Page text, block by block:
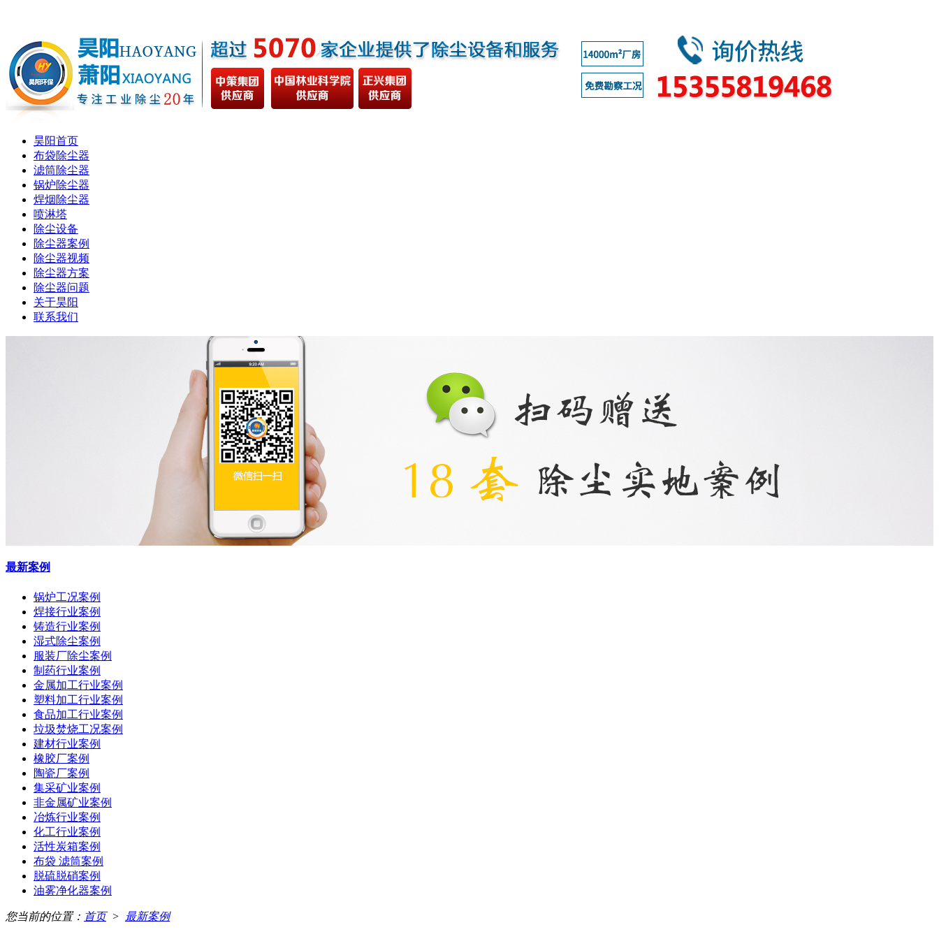
昊阳首页
布袋除尘器
滤筒除尘器
锅炉除尘器
焊烟除尘器
喷淋塔
除尘设备
除尘器案例
除尘器视频
除尘器方案
除尘器问题
关于昊阳
联系我们
最新案例
锅炉工况案例
焊接行业案例
铸造行业案例
湿式除尘案例
服装厂除尘案例
制药行业案例
金属加工行业案例
塑料加工行业案例
食品加工行业案例
垃圾焚烧工况案例
建材行业案例
橡胶厂案例
陶瓷厂案例
集采矿业案例
非金属矿业案例
冶炼行业案例
化工行业案例
活性炭箱案例
布袋 滤筒案例
脱硫脱硝案例
油雾净化器案例
您当前的位置： 首页> 最新案例